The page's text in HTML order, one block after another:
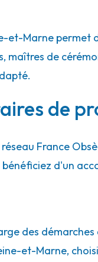
et-Marne permet
maîtres de
de
France
d'un
des
et-Marne,